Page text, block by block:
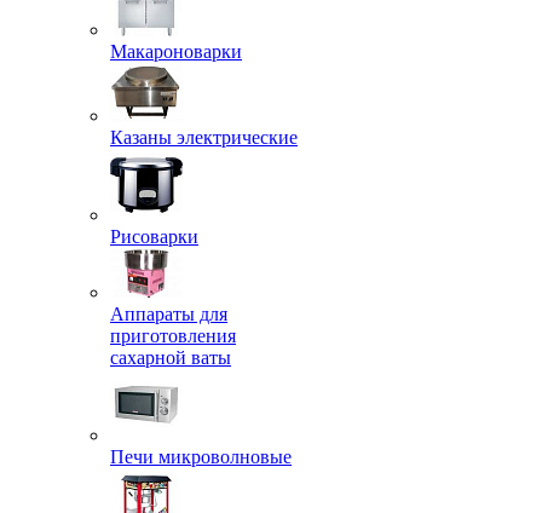
Макароноварки
Казаны электрические
Рисоварки
Аппараты для
приготовления
сахарной ваты
Печи микроволновые